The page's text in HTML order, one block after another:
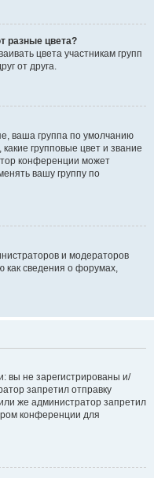
разные цвета?
цвета участникам групп
от друга.
ваша группа по умолчанию
групповые цвет и звание
конференции может
вашу группу по
и модераторов
как сведения о форумах,
вы не зарегистрированы и/
запретил отправку
же администратор запретил
конференции для